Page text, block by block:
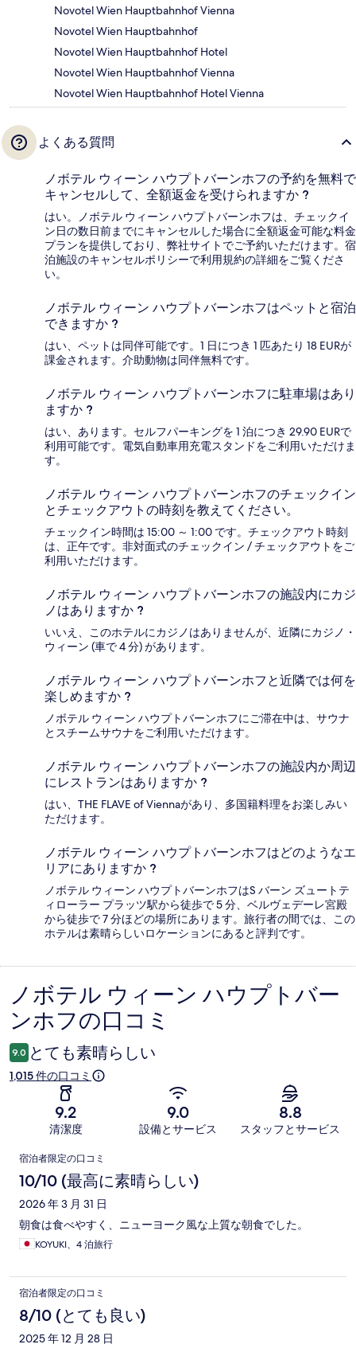
Novotel Wien Hauptbahnhof Vienna
Novotel Wien Hauptbahnhof
Novotel Wien Hauptbahnhof Hotel
Novotel Wien Hauptbahnhof Vienna
Novotel Wien Hauptbahnhof Hotel Vienna
よくある質問
ノボテル ウィーン ハウプトバーンホフの予約を無料で
キャンセルして、全額返金を受けられますか ?
はい。ノボテル ウィーン ハウプトバーンホフは、チェックイ
ン日の数日前までにキャンセルした場合に全額返金可能な料金
プランを提供しており、弊社サイトでご予約いただけます。宿
泊施設のキャンセルポリシーで利用規約の詳細をご覧くださ
い。
ノボテル ウィーン ハウプトバーンホフはペットと宿泊
できますか ?
はい、ペットは同伴可能です。1 日につき 1 匹あたり 18 EURが
課金されます。介助動物は同伴無料です。
ノボテル ウィーン ハウプトバーンホフに駐車場はあり
ますか ?
はい、あります。セルフパーキングを 1 泊につき 29.90 EURで
利用可能です。電気自動車用充電スタンドをご利用いただけま
す。
ノボテル ウィーン ハウプトバーンホフのチェックイン
とチェックアウトの時刻を教えてください。
チェックイン時間は 15:00 ～ 1:00 です。チェックアウト時刻
は、正午です。非対面式のチェックイン / チェックアウトをご
利用いただけます。
ノボテル ウィーン ハウプトバーンホフの施設内にカジ
ノはありますか ?
いいえ、このホテルにカジノはありませんが、近隣にカジノ・
ウィーン (車で 4 分) があります。
ノボテル ウィーン ハウプトバーンホフと近隣では何を
楽しめますか ?
ノボテル ウィーン ハウプトバーンホフにご滞在中は、サウナ
とスチームサウナをご利用いただけます。
ノボテル ウィーン ハウプトバーンホフの施設内か周辺
にレストランはありますか ?
はい、THE FLAVE of Viennaがあり、多国籍料理をお楽しみい
ただけます。
ノボテル ウィーン ハウプトバーンホフはどのようなエ
リアにありますか ?
ノボテル ウィーン ハウプトバーンホフはS バーン ズュートテ
ィローラー プラッツ駅から徒歩で 5 分、ベルヴェデーレ宮殿
から徒歩で 7 分ほどの場所にあります。旅行者の間では、この
ホテルは素晴らしいロケーションにあると評判です。
口
コ
ミ
ノボテル ウィーン ハウプトバー
ンホフの口コミ
9.0 とても素晴らしい
1,015 件の口コミ
9.2
清潔度
9.0
設備とサービス
8.8
スタッフとサービス
口
コ
ミ
宿泊者限定の口コミ
10/10 (最高に素晴らしい)
2026 年 3 月 31 日
朝食は食べやすく、ニューヨーク風な上質な朝食でした。
KOYUKI、4 泊旅行
宿泊者限定の口コミ
8/10 (とても良い)
2025 年 12 月 28 日